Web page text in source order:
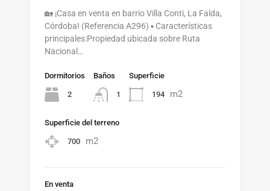
🏡 ¡Casa en venta en barrio Villa Conti, La Falda,
Córdoba! (Referencia A296) ▪️ Características
principales:Propiedad ubicada sobre Ruta
Nacional…
Dormitorios
2
Baños
1
Superficie
194 m2
Superficie del terreno
700 m2
En venta